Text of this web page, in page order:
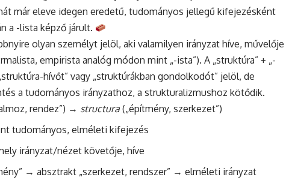
már eleve idegen eredetű, tudományos jellegű kifejezésként
a -lista képző járult.
olyan személyt jelöl, aki valamilyen irányzat híve, művelője
empirista analóg módon mint „-ista”). A „struktúra” + „-
hívőt” vagy „struktúrákban gondolkodót” jelöl, de
a tudományos irányzathoz, a strukturalizmushoz kötődik.
rendez”) → structura („építmény, szerkezet”)
tudományos, elméleti kifejezés
irányzat/nézet követője, híve
→ absztrakt „szerkezet, rendszer” → elméleti irányzat